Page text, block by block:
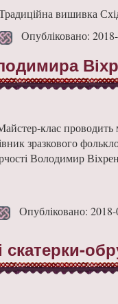
вишивка
Опубліковано:
клас проводить
зразкового
Володимир
Опубліковано:
скатерки-